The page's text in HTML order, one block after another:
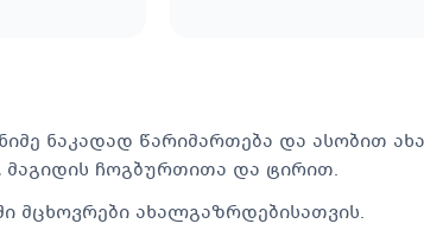
ნაკადად წარიმართება და ასობით
ჩოგბურთითა და ტირით.
მცხოვრები ახალგაზრდებისათვის.